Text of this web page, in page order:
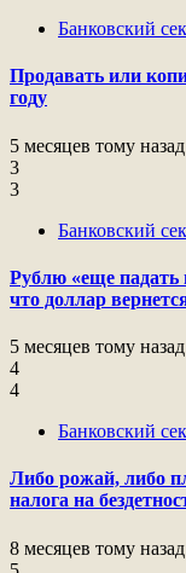
Банковский
Продавать или
году
5 месяцев тому назад
3
3
Банковский
Рублю «еще падать
что доллар
5 месяцев тому назад
4
4
Банковский
Либо рожай, либо
налога на
8 месяцев тому назад